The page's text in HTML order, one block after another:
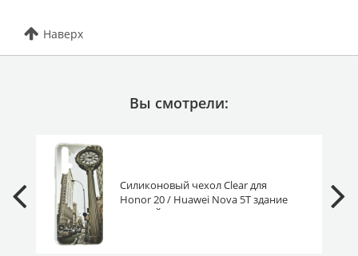
Наверх
Вы смотрели:
Силиконовый чехол Clear для
Honor 20 / Huawei Nova 5T здание
в Нью-Йорке